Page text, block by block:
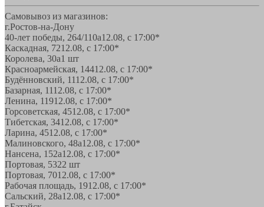
Самовывоз из магазинов:
г.Ростов-на-Дону
40-лет победы, 264/110а12.08, с 17:00*
Каскадная, 7212.08, с 17:00*
Королева, 30а1 шт
Красноармейская, 14412.08, с 17:00*
Будённовский, 1112.08, с 17:00*
Базарная, 1112.08, с 17:00*
Ленина, 11912.08, с 17:00*
Горсоветская, 4512.08, с 17:00*
Тибетская, 3412.08, с 17:00*
Ларина, 4512.08, с 17:00*
Малиновского, 48а12.08, с 17:00*
Нансена, 152а12.08, с 17:00*
Портовая, 5322 шт
Портовая, 7012.08, с 17:00*
Рабочая площадь, 1912.08, с 17:00*
Сальский, 28a12.08, с 17:00*